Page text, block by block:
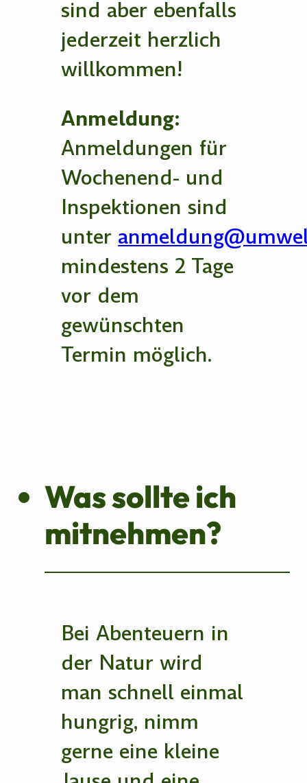
sind aber ebenfalls
jederzeit herzlich
willkommen!
Anmeldung:
Anmeldungen für
Wochenend- und
Inspektionen sind
unter
mindestens 2 Tage
vor dem
gewünschten
Termin möglich.
Was sollte ich
mitnehmen?
Bei Abenteuern in
der Natur wird
man schnell einmal
hungrig, nimm
gerne eine kleine